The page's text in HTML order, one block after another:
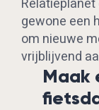
gewone een
om nieuwe
vrijblijvend
Maak